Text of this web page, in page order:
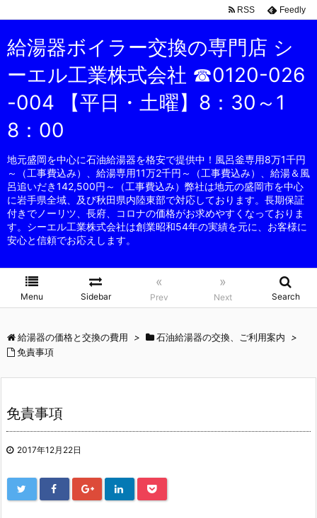
給湯器ボイラー交換の専門店 シ
ーエル工業株式会社 ☎0120-026
-004 【平日・土曜】8：30～1
8：00
地元盛岡を中心に石油給湯器を格安で提供中！風呂釜専用8万1千円
～（工事費込み）、給湯専用11万2千円～（工事費込み）、給湯＆風
呂追いだき142,500円～（工事費込み）弊社は地元の盛岡市を中心
に岩手県全域、及び秋田県内陸東部で対応しております。長期保証
付きでノーリツ、長府、コロナの価格がお求めやすくなっておりま
す。シーエル工業株式会社は創業昭和54年の実績を元に、お客様に
安心と信頼でお応えします。
Menu Sidebar
«
Prev
»
Next Search
RSS Feedly
給湯器の価格と交換の費用 > 石油給湯器の交換、ご利用案内
>
免責事項
免責事項
2017年12月22日